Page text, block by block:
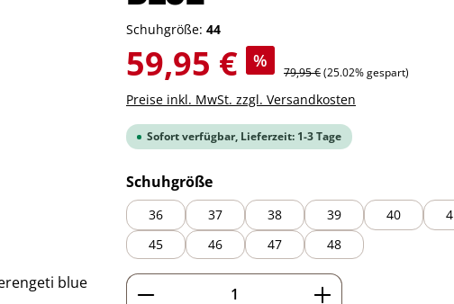
Schuhgröße: 44
Verkaufspreis:
59,95 € %
Regulärer Preis:
79,95 €(25.02% gespart)
Preise inkl. MwSt. zzgl. Versandkosten
Sofort verfügbar, Lieferzeit: 1-3 Tage
Schuhgrößeauswählen
36 37 38 39 40
45
46 47 48
Produkt Anzahl: Gib den